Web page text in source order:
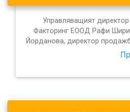
Управляващият
Факторинг ЕООД Рафи
Йорданова, директор